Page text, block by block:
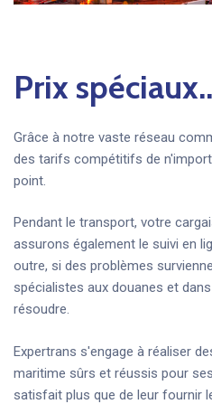
Prix
Grâce à notre vaste réseau
des tarifs compétitifs de
point.
Pendant le transport, votre
assurons également le suivi en
outre, si des problèmes
spécialistes aux douanes et
résoudre.
Expertrans s'engage à réaliser
maritime sûrs et réussis pour
satisfait plus que de leur fournir